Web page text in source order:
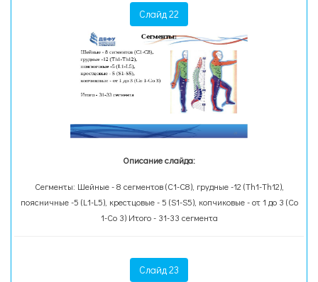
Слайд 22
Описание слайда:
Сегменты: Шейные - 8 сегментов (С1-С8), грудные -12 (Тh1-Тh12),
поясничные -5 (L1-L5), крестцовые - 5 (S1-S5), копчиковые - от 1 до 3 (Cо
1-Cо 3) Итого - 31-33 сегмента
Слайд 23